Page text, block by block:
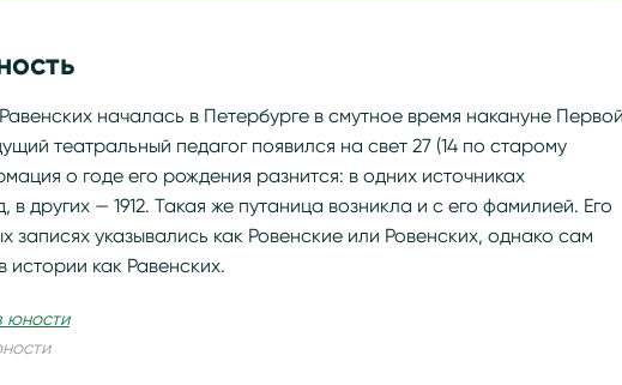
началась в Петербурге в смутное время накануне Первой
театральный педагог появился на свет 27 (14 по старому
о годе его рождения разнится: в одних источниках
в других — 1912. Такая же путаница возникла и с его фамилией. Его
записях указывались как Ровенские или Ровенских, однако сам
истории как Равенских.